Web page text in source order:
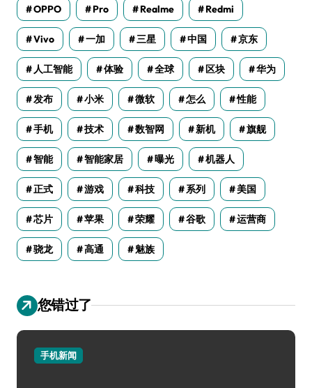
OPPO Pro Realme Redmi
Vivo 一加 三星 中国 京东
人工智能 体验 全球 区块 华为
发布 小米 微软 怎么 性能
手机 技术 数智网 新机 旗舰
智能 智能家居 曝光 机器人
正式 游戏 科技 系列 美国
芯片 苹果 荣耀 谷歌 运营商
骁龙 高通 魅族
您错过了
手机新闻